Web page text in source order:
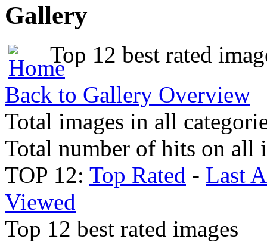
Gallery
Top 12 best rated
Back to Gallery Overview
Total images in all
Total number of hits on all
TOP 12: Top Rated - Last
Viewed
Top 12 best rated images